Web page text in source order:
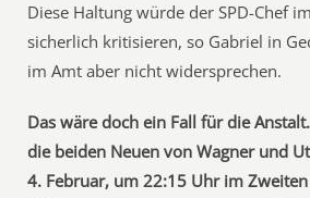
Diese Haltung würde der SPD-Chef
sicherlich kritisieren, so Gabriel in
im Amt aber nicht widersprechen.
Das wäre doch ein Fall für die
die beiden Neuen von Wagner und
4. Februar, um 22:15 Uhr im